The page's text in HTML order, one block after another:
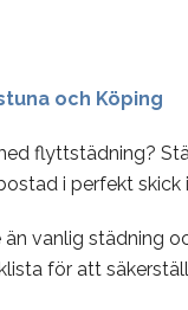
och Köping
flyttstädning?
i perfekt
vanlig städning
för att